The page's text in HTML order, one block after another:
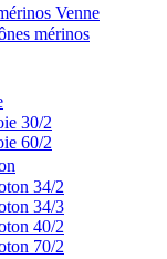
Venne
mérinos
30/2
60/2
34/2
34/3
40/2
70/2